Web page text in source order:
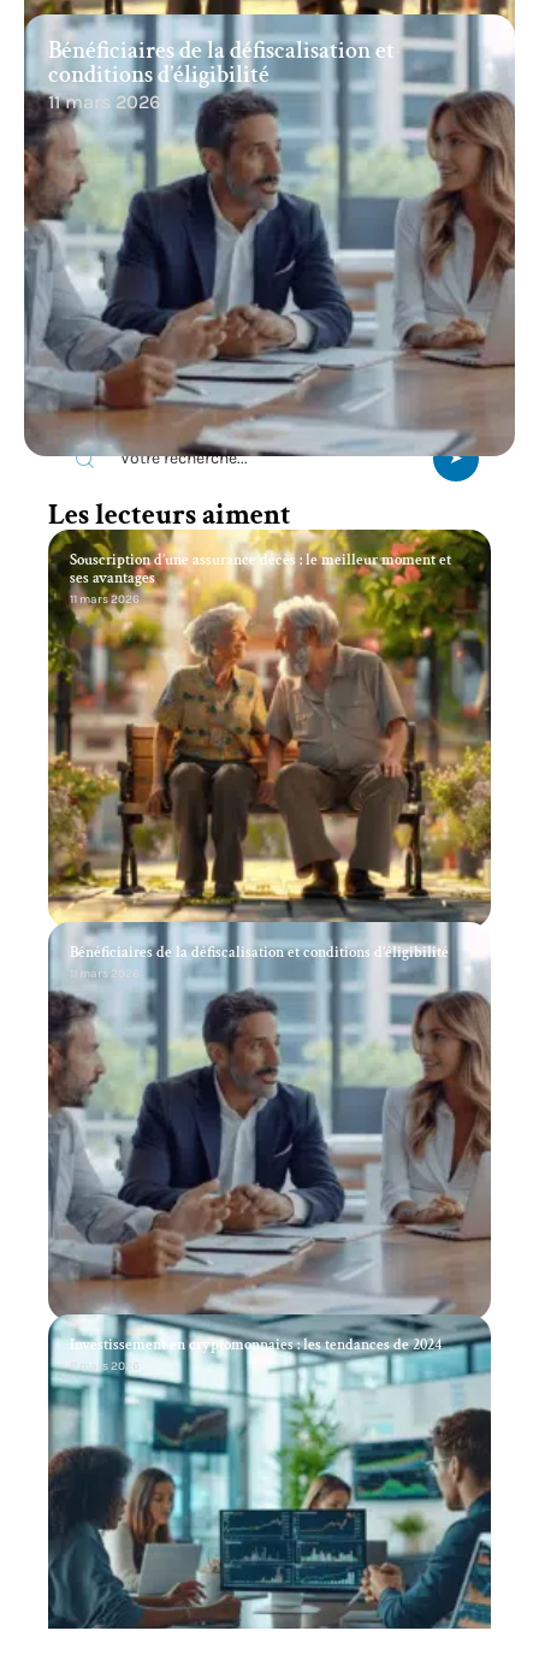
Bénéficiaires de la défiscalisation et
conditions d’éligibilité
11 mars 2026
Recherche
Les lecteurs aiment
Souscription d’une assurance décès : le meilleur moment et
ses avantages
11 mars 2026
Bénéficiaires de la défiscalisation et conditions d’éligibilité
11 mars 2026
Investissement en cryptomonnaies : les tendances de 2024
11 mars 2026